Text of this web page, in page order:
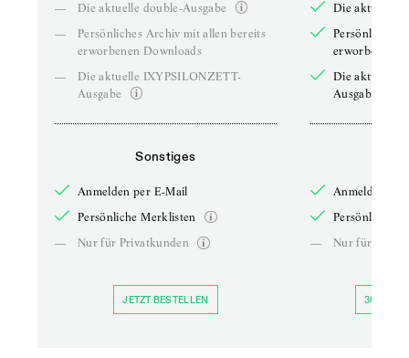
—
Die aktuelle double-Ausgabe
—
Persönliches Archiv mit allen bereits
erworbenen Downloads
—
Die aktuelle IXYPSILONZETT-
Ausgabe
Sonstiges
Anmelden per E-Mail
Persönliche Merklisten
—
Nur für Privatkunden
JETZT BESTELLEN
Die aktuelle
Persönliches
erworbenen
Die aktuelle
Ausgabe
Anmelden
Persönliche
—
Nur für
30 TAGE